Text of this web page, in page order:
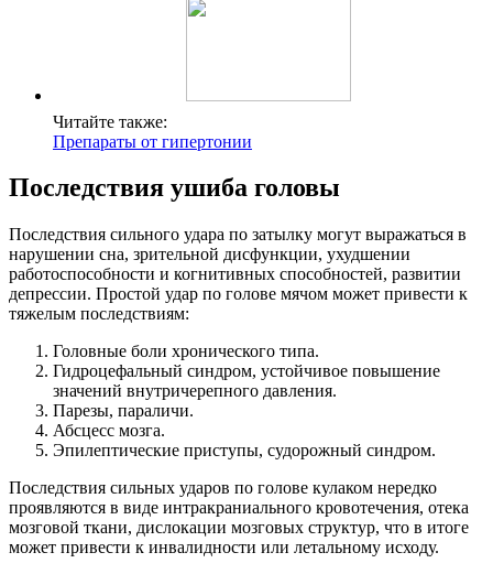
Читайте также:
Препараты от гипертонии
Последствия ушиба головы
Последствия сильного удара по затылку могут выражаться в
нарушении сна, зрительной дисфункции, ухудшении
работоспособности и когнитивных способностей, развитии
депрессии. Простой удар по голове мячом может привести к
тяжелым последствиям:
Головные боли хронического типа.
Гидроцефальный синдром, устойчивое повышение
значений внутричерепного давления.
Парезы, параличи.
Абсцесс мозга.
Эпилептические приступы, судорожный синдром.
Последствия сильных ударов по голове кулаком нередко
проявляются в виде интракраниального кровотечения, отека
мозговой ткани, дислокации мозговых структур, что в итоге
может привести к инвалидности или летальному исходу.